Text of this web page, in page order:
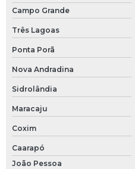
Campo Grande
Três Lagoas
Ponta Porã
Nova Andradina
Sidrolândia
Maracaju
Coxim
Caarapó
João Pessoa